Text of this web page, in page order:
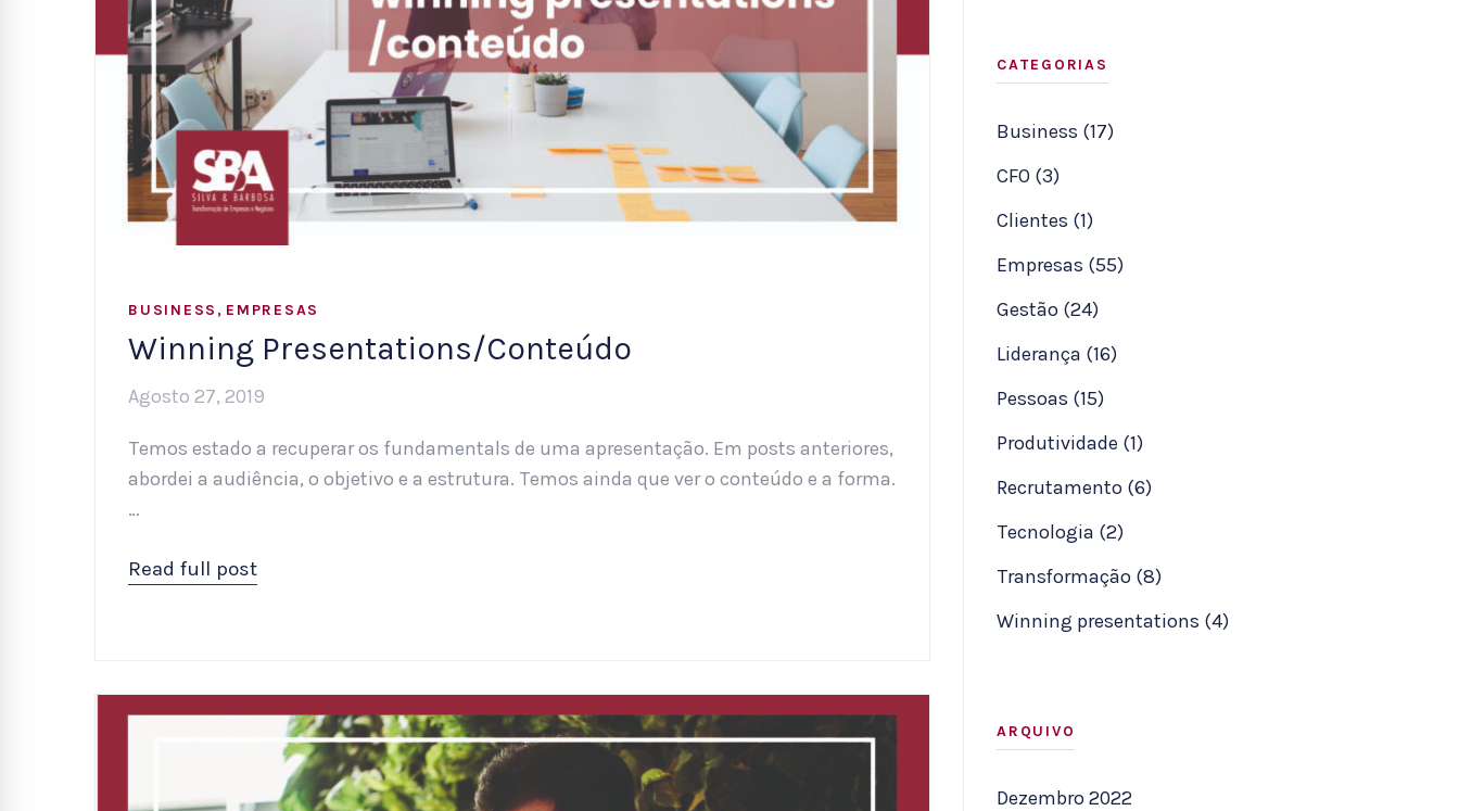
BUSINESS , EMPRESAS
Winning Presentations/Conteúdo
Agosto 27, 2019
Temos estado a recuperar os fundamentals de uma apresentação. Em posts anteriores,
abordei a audiência, o objetivo e a estrutura. Temos ainda que ver o conteúdo e a forma.
…
Read full post
CATEGORIAS
Business (17)
CFO (3)
Clientes (1)
Empresas (55)
Gestão (24)
Liderança (16)
Pessoas (15)
Produtividade (1)
Recrutamento (6)
Tecnologia (2)
Transformação (8)
Winning presentations (4)
ARQUIVO
Dezembro 2022